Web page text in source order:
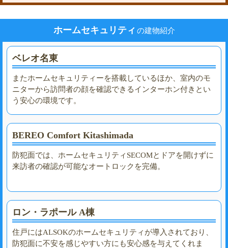
ホームセキュリティ の建物紹介
ベレオ名東
またホームセキュリティーを搭載しているほか、室内のモ
ニターから訪問者の顔を確認できるインターホン付きとい
う安心の環境です。
BEREO Comfort Kitashimada
防犯面では、ホームセキュリティSECOMとドアを開けずに
来訪者の確認が可能なオートロックを完備。
ロン・ラポール A棟
住戸にはALSOKのホームセキュリティが導入されており、
防犯面に不安を感じやすい方にも安心感を与えてくれま